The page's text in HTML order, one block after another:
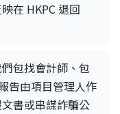
在 HKPC 退回
包找會計師、包
告由項目管理人作
書或串謀詐騙公